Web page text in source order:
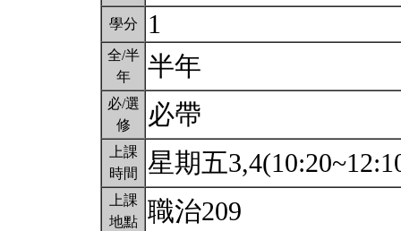
學分 1
全/半
年
半年
必/選
修
必帶
上課
時間
星期五
上課
地點
職治209